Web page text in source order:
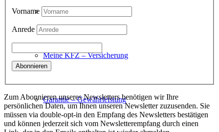
Arbeiten bei Auto Hirsch
Meine KFZ – Versicherung
Garantie – Gewährleistung
Vorname
Anrede
Zum Abonnieren unseres Newsletters benötigen wir Ihre
persönlichen Daten, um Ihnen unseren Newsletter zuzusenden. Sie
müssen via double-opt-in den Empfang des Newsletters bestätigen
und können jederzeit sich vom Newsletterempfang durch einen